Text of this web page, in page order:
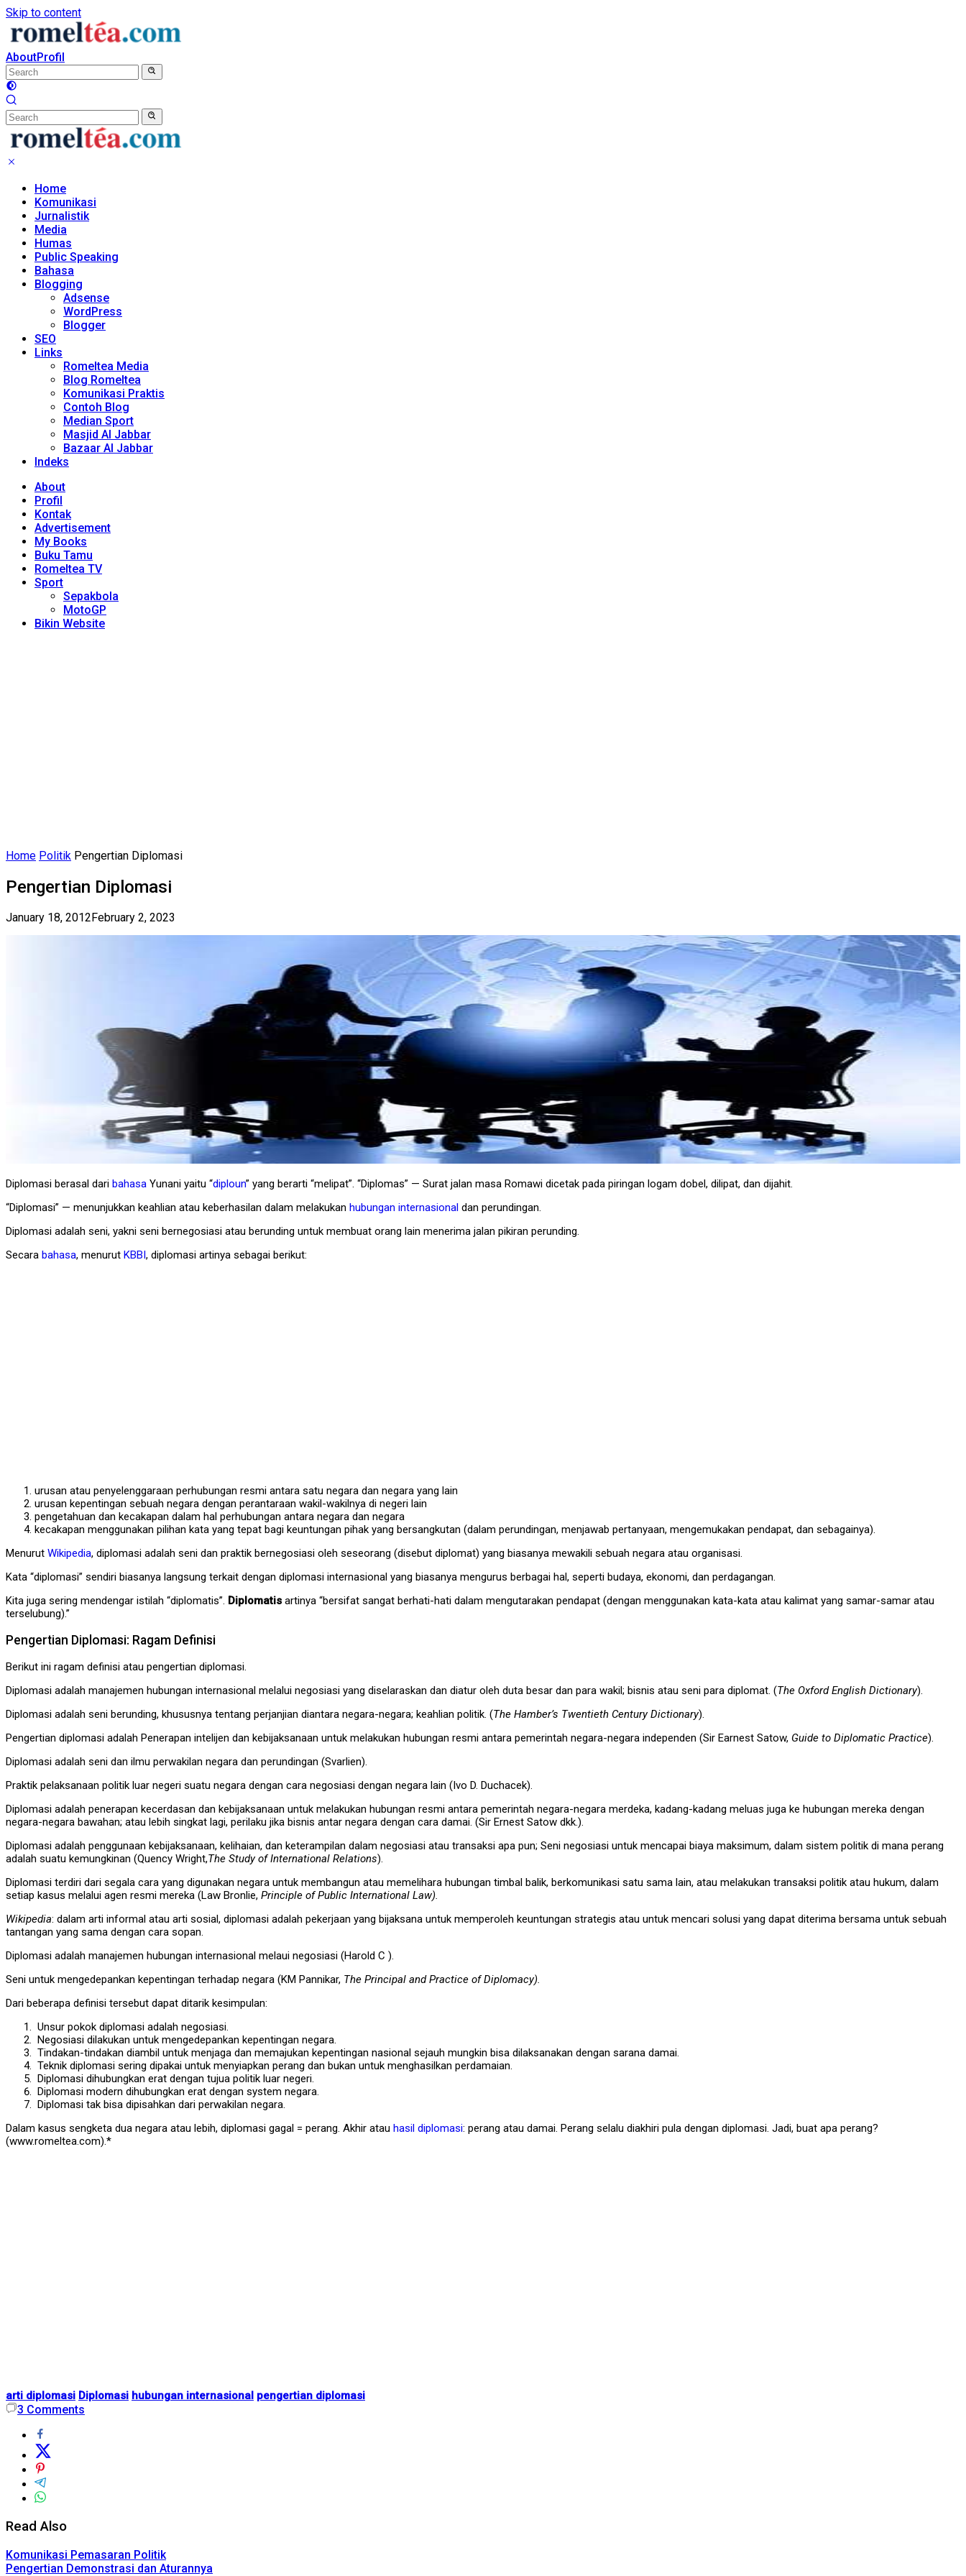
Skip to content
AboutProfil
Home
Komunikasi
Jurnalistik
Media
Humas
Public Speaking
Bahasa
Blogging
Adsense
WordPress
Blogger
SEO
Links
Romeltea Media
Blog Romeltea
Komunikasi Praktis
Contoh Blog
Median Sport
Masjid Al Jabbar
Bazaar Al Jabbar
Indeks
About
Profil
Kontak
Advertisement
My Books
Buku Tamu
Romeltea TV
Sport
Sepakbola
MotoGP
Bikin Website
Home Politik Pengertian Diplomasi
Pengertian Diplomasi
January 18, 2012 February 2, 2023
Diplomasi berasal dari bahasa Yunani yaitu “diploun” yang berarti “melipat”. “Diplomas” — Surat jalan masa Romawi dicetak pada piringan logam dobel, dilipat, dan dijahit.
“Diplomasi” — menunjukkan keahlian atau keberhasilan dalam melakukan hubungan internasional dan perundingan.
Diplomasi adalah seni, yakni seni bernegosiasi atau berunding untuk membuat orang lain menerima jalan pikiran perunding.
Secara bahasa, menurut KBBI , diplomasi artinya sebagai berikut:
urusan atau penyelenggaraan perhubungan resmi antara satu negara dan negara yang lain
urusan kepentingan sebuah negara dengan perantaraan wakil-wakilnya di negeri lain
pengetahuan dan kecakapan dalam hal perhubungan antara negara dan negara
kecakapan menggunakan pilihan kata yang tepat bagi keuntungan pihak yang bersangkutan (dalam perundingan, menjawab pertanyaan, mengemukakan pendapat, dan sebagainya).
Menurut Wikipedia, diplomasi adalah seni dan praktik bernegosiasi oleh seseorang (disebut diplomat) yang biasanya mewakili sebuah negara atau organisasi.
Kata “diplomasi” sendiri biasanya langsung terkait dengan diplomasi internasional yang biasanya mengurus berbagai hal, seperti budaya, ekonomi, dan perdagangan.
Kita juga sering mendengar istilah “diplomatis”. Diplomatis artinya “bersifat sangat berhati-hati dalam mengutarakan pendapat (dengan menggunakan kata-kata atau kalimat yang samar-samar atau
terselubung).”
Pengertian Diplomasi: Ragam Definisi
Berikut ini ragam definisi atau pengertian diplomasi.
Diplomasi adalah manajemen hubungan internasional melalui negosiasi yang diselaraskan dan diatur oleh duta besar dan para wakil; bisnis atau seni para diplomat. (The Oxford English Dictionary).
Diplomasi adalah seni berunding, khususnya tentang perjanjian diantara negara-negara; keahlian politik. (The Hamber’s Twentieth Century Dictionary).
Pengertian diplomasi adalah Penerapan intelijen dan kebijaksanaan untuk melakukan hubungan resmi antara pemerintah negara-negara independen (Sir Earnest Satow, Guide to Diplomatic Practice).
Diplomasi adalah seni dan ilmu perwakilan negara dan perundingan (Svarlien).
Praktik pelaksanaan politik luar negeri suatu negara dengan cara negosiasi dengan negara lain (Ivo D. Duchacek).
Diplomasi adalah penerapan kecerdasan dan kebijaksanaan untuk melakukan hubungan resmi antara pemerintah negara-negara merdeka, kadang-kadang meluas juga ke hubungan mereka dengan
negara-negara bawahan; atau lebih singkat lagi, perilaku jika bisnis antar negara dengan cara damai. (Sir Ernest Satow dkk.).
Diplomasi adalah penggunaan kebijaksanaan, kelihaian, dan keterampilan dalam negosiasi atau transaksi apa pun; Seni negosiasi untuk mencapai biaya maksimum, dalam sistem politik di mana perang
adalah suatu kemungkinan (Quency Wright,The Study of International Relations).
Diplomasi terdiri dari segala cara yang digunakan negara untuk membangun atau memelihara hubungan timbal balik, berkomunikasi satu sama lain, atau melakukan transaksi politik atau hukum, dalam
setiap kasus melalui agen resmi mereka (Law Bronlie, Principle of Public International Law).
Wikipedia: dalam arti informal atau arti sosial, diplomasi adalah pekerjaan yang bijaksana untuk memperoleh keuntungan strategis atau untuk mencari solusi yang dapat diterima bersama untuk sebuah
tantangan yang sama dengan cara sopan.
Diplomasi adalah manajemen hubungan internasional melaui negosiasi (Harold C ).
Seni untuk mengedepankan kepentingan terhadap negara (KM Pannikar, The Principal and Practice of Diplomacy).
Dari beberapa definisi tersebut dapat ditarik kesimpulan:
Unsur pokok diplomasi adalah negosiasi.
Negosiasi dilakukan untuk mengedepankan kepentingan negara.
Tindakan-tindakan diambil untuk menjaga dan memajukan kepentingan nasional sejauh mungkin bisa dilaksanakan dengan sarana damai.
Teknik diplomasi sering dipakai untuk menyiapkan perang dan bukan untuk menghasilkan perdamaian.
Diplomasi dihubungkan erat dengan tujua politik luar negeri.
Diplomasi modern dihubungkan erat dengan system negara.
Diplomasi tak bisa dipisahkan dari perwakilan negara.
Dalam kasus sengketa dua negara atau lebih, diplomasi gagal = perang. Akhir atau hasil diplomasi: perang atau damai. Perang selalu diakhiri pula dengan diplomasi. Jadi, buat apa perang?
(www.romeltea.com).*
arti diplomasi Diplomasi hubungan internasional pengertian diplomasi
3 Comments
Read Also
Komunikasi Pemasaran Politik
Pengertian Demonstrasi dan Aturannya